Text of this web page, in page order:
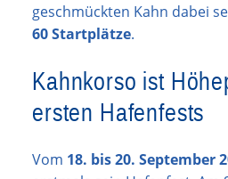
geschmückten Kahn dabei
60 Startplätze.
Kahnkorso ist
ersten Hafenfests
Vom 18. bis 20. September